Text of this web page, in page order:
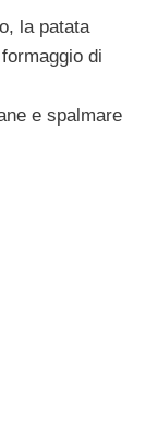
la patata
di
e spalmare